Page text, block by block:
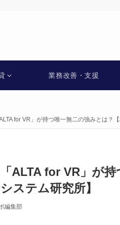
業務改善・支援
for VR」が持つ唯一無二の強みとは？
ALTA for VR」が持
ステム研究所】
編集部